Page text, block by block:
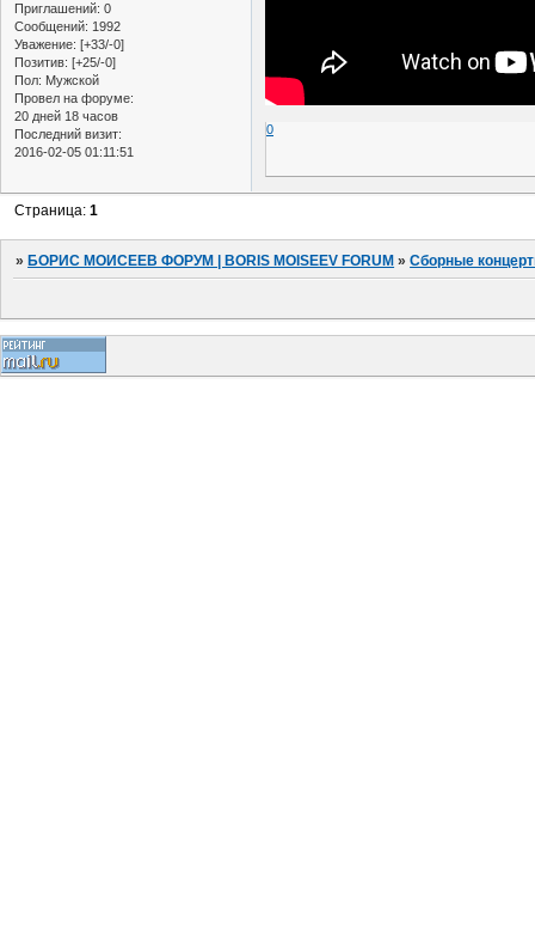
Приглашений: 0
Сообщений: 1992
Уважение: [+33/-0]
Позитив: [+25/-0]
Пол: Мужской
Провел на форуме:
20 дней 18 часов
Последний визит:
2016-02-05 01:11:51
0
Страница:1
»БОРИС МОИСЕЕВ ФОРУМ | BORIS MOISEEV FORUM »Сборные